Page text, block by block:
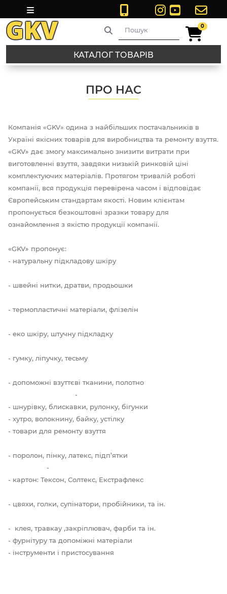
00
КАТАЛОГ ТОВАРІВ
ПРО НАС
Компанія «GKV» одина з найбільших постачальників в
Україні якісних товарів для виробництва та ремонту взуття.
«GKV» дає змогу максимально знизити витрати при
виготовленні взуття, завдяки низькій ринковій ціні
комплектуючих матеріалів. Протягом тривалій роботі
компанії, вся продукція перевірена часом і відповідає
Європейським стандартам якості. Новим клієнтам
пропонується безкоштовні зразки товару для
ознайомлення з якістю продукції компанії.
«GKV» пропонує:
- натуральну підкладову шкіру
- швейні нитки, дратви, продьошки
- термопластичні матеріали, флізелін
- еко шкіру, штучну підкладку
- гумку, ліпучку, тесьму
- допоможні взуттєві тканини, полотно
-
- шнурівку, блискавки, рулонку, бігунки
- хутро, волокнину, байку, устілку
- товари для ремонту взуття
- поролон, пінку, латекс, підп’ятки
-
- картон: Тексон, Солтекс, Екстрафлекс
- цвяхи, голки, супінатори, пробійники, та ін.
- клея, травкау ,закріплювач, фарби та ін.
- фурнітуру та допоміжні матеріали
- інструменти і пристосування